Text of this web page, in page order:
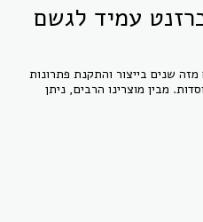
– ברזנט עמיד לגשם
מתמחים מזה שנים בייצור והתקנת פתרונות
מבין מוצרינו הרבים, ניתן